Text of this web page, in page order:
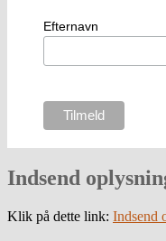
Efternavn
Indsend
Klik på dette link: Indsend